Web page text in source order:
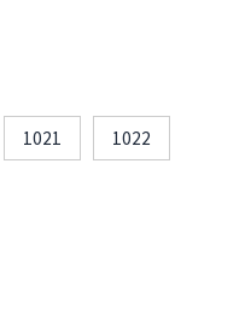
1021 1022